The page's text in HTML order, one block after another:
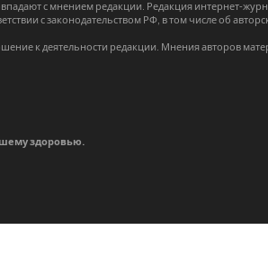
с мнением редакции. Редакция интернет-
с законодательством РФ, в том числе об
к деятельности редакции. Мнения авторов
здоровью.